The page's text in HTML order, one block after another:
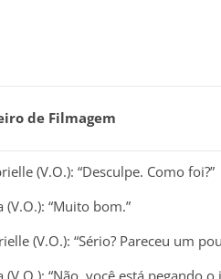
de Filmagem
(V.O.): “Desculpe. Como foi?”
(V.O.): “Muito bom.”
(V.O.): “Sério? Pareceu um